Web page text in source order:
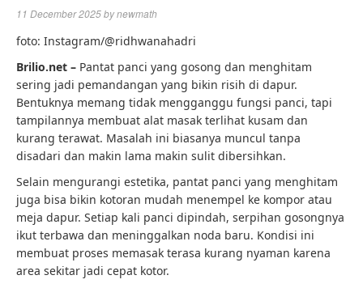
11 December 2025bynewmath
foto: Instagram/@ridhwanahadri
Brilio.net – Pantat panci yang gosong dan menghitam
sering jadi pemandangan yang bikin risih di dapur.
Bentuknya memang tidak mengganggu fungsi panci, tapi
tampilannya membuat alat masak terlihat kusam dan
kurang terawat. Masalah ini biasanya muncul tanpa
disadari dan makin lama makin sulit dibersihkan.
Selain mengurangi estetika, pantat panci yang menghitam
juga bisa bikin kotoran mudah menempel ke kompor atau
meja dapur. Setiap kali panci dipindah, serpihan gosongnya
ikut terbawa dan meninggalkan noda baru. Kondisi ini
membuat proses memasak terasa kurang nyaman karena
area sekitar jadi cepat kotor.